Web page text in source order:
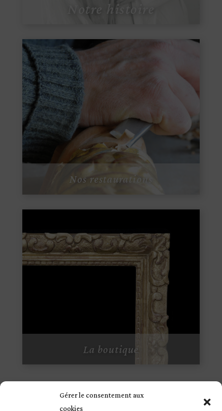
Gérer le consentement aux
cookies
Notre histoire
Nos restaurations
La boutique
